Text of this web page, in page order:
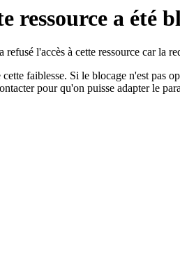
ressource a été
l'accès à cette ressource car la
faiblesse. Si le blocage n'est pas
pour qu'on puisse adapter le